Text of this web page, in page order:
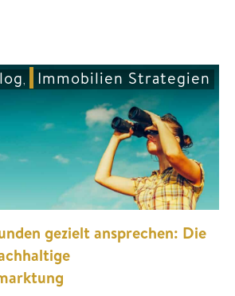
, Immobilien Strategien
gezielt ansprechen: Die